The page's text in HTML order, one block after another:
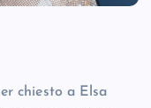
chiesto a Elsa